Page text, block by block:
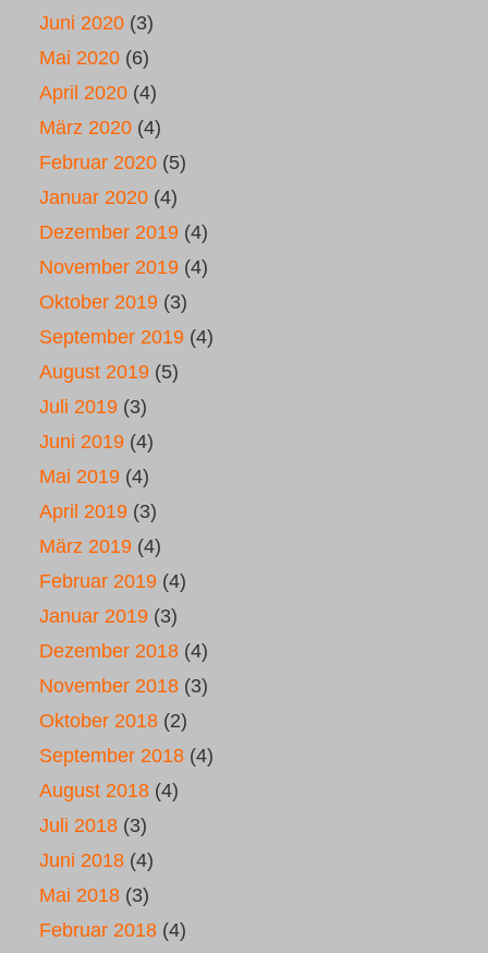
Juni 2020 (3)
Mai 2020 (6)
April 2020 (4)
März 2020 (4)
Februar 2020 (5)
Januar 2020 (4)
Dezember 2019 (4)
November 2019 (4)
Oktober 2019 (3)
September 2019 (4)
August 2019 (5)
Juli 2019 (3)
Juni 2019 (4)
Mai 2019 (4)
April 2019 (3)
März 2019 (4)
Februar 2019 (4)
Januar 2019 (3)
Dezember 2018 (4)
November 2018 (3)
Oktober 2018 (2)
September 2018 (4)
August 2018 (4)
Juli 2018 (3)
Juni 2018 (4)
Mai 2018 (3)
Februar 2018 (4)